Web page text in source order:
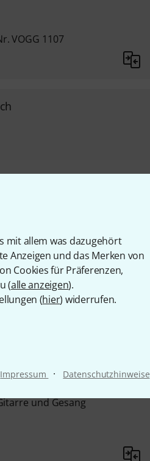
mit allem was dazugehört
Anzeigen und das Merken von
Cookies für Präferenzen,
(alle anzeigen).
(hier) widerrufen.
Impressum · Datenschutzhinweise
VOGG 1107
Gitarre
und Gesang